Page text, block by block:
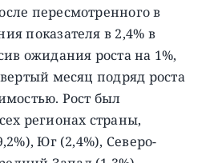
пересмотренного в
показателя в 2,4% в
ожидания роста на 1%,
месяц подряд роста
Рост был
регионах страны,
Юг (2,4%), Северо-